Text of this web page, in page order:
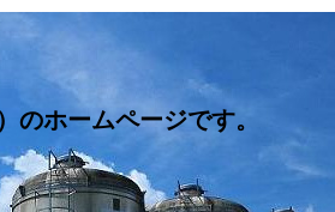
のホームページです。